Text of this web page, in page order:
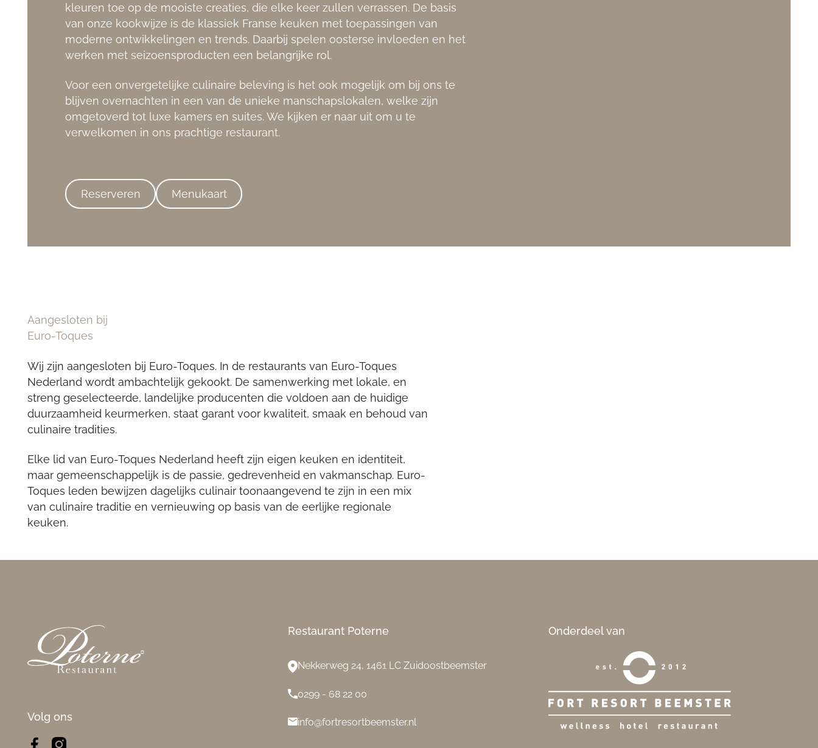
kleuren toe op de mooiste creaties, die elke keer zullen verrassen. De basis
van onze kookwijze is de klassiek Franse keuken met toepassingen van
moderne ontwikkelingen en trends. Daarbij spelen oosterse invloeden en het
werken met seizoensproducten een belangrijke rol.
Voor een onvergetelijke culinaire beleving is het ook mogelijk om bij ons te
blijven overnachten in een van de unieke manschapslokalen, welke zijn
omgetoverd tot luxe kamers en suites. We kijken er naar uit om u te
verwelkomen in ons prachtige restaurant.
Reserveren Menukaart
Aangesloten bij
Euro-Toques
Wij zijn aangesloten bij Euro-Toques. In de restaurants van Euro-Toques
Nederland wordt ambachtelijk gekookt. De samenwerking met lokale, en
streng geselecteerde, landelijke producenten die voldoen aan de huidige
duurzaamheid keurmerken, staat garant voor kwaliteit, smaak en behoud van
culinaire tradities.
Elke lid van Euro-Toques Nederland heeft zijn eigen keuken en identiteit,
maar gemeenschappelijk is de passie, gedrevenheid en vakmanschap. Euro-
Toques leden bewijzen dagelijks culinair toonaangevend te zijn in een mix
van culinaire traditie en vernieuwing op basis van de eerlijke regionale
keuken.
Volg ons
Restaurant Poterne
Nekkerweg 24, 1461 LC Zuidoostbeemster
0299 - 68 22 00
info@fortresortbeemster.nl
Onderdeel van